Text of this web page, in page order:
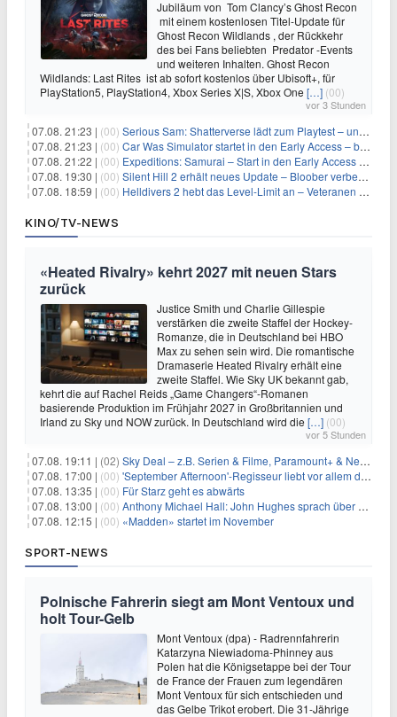
Jubiläum von Tom Clancy’s Ghost Recon
mit einem kostenlosen Titel-Update für
Ghost Recon Wildlands , der Rückkehr
des bei Fans beliebten Predator -Events
und weiteren Inhalten. Ghost Recon
Wildlands: Last Rites ist ab sofort kostenlos über Ubisoft+, für
PlayStation5, PlayStation4, Xbox Series X|S, Xbox One […] (00)
vor 3 Stunden
07.08. 21:23 | (00) Serious Sam: Shatterverse lädt zum Playtest – und erscheint schon bald!
07.08. 21:23 | (00) Car Was Simulator startet in den Early Access – bald gehts los!
07.08. 21:22 | (00) Expeditions: Samurai – Start in den Early Access ab heute im feudalen Japan
07.08. 19:30 | (00) Silent Hill 2 erhält neues Update – Bloober verbessert Grafik und Performance
07.08. 18:59 | (00) Helldivers 2 hebt das Level-Limit an – Veteranen können endlich weiter aufsteigen
KINO/TV-NEWS
«Heated Rivalry» kehrt 2027 mit neuen Stars
zurück
Justice Smith und Charlie Gillespie
verstärken die zweite Staffel der Hockey-
Romanze, die in Deutschland bei HBO
Max zu sehen sein wird. Die romantische
Dramaserie Heated Rivalry erhält eine
zweite Staffel. Wie Sky UK bekannt gab,
kehrt die auf Rachel Reids „Game Changers“-Romanen
basierende Produktion im Frühjahr 2027 in Großbritannien und
Irland zu Sky und NOW zurück. In Deutschland wird die […] (00)
vor 5 Stunden
07.08. 19:11 | (02) Sky Deal – z.B. Serien & Filme, Paramount+ & Netflix für 19,99€/Monat
07.08. 17:00 | (00) 'September Afternoon'-Regisseur liebt vor allem die 'Banalität' in seinen Filmen
07.08. 13:35 | (00) Für Starz geht es abwärts
07.08. 13:00 | (00) Anthony Michael Hall: John Hughes sprach über eine Fortsetzung von 'The Breakfast Club'
07.08. 12:15 | (00) «Madden» startet im November
SPORT-NEWS
Polnische Fahrerin siegt am Mont Ventoux und
holt Tour-Gelb
Mont Ventoux (dpa) - Radrennfahrerin
Katarzyna Niewiadoma-Phinney aus
Polen hat die Königsetappe bei der Tour
de France der Frauen zum legendären
Mont Ventoux für sich entschieden und
das Gelbe Trikot erobert. Die 31-Jährige